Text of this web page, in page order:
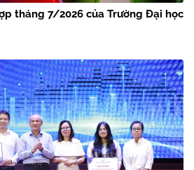
tháng 7/2026 của Trường Đại học